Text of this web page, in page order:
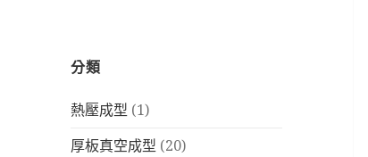
分類
熱壓成型 (1)
厚板真空成型 (20)